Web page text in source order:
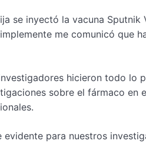
se inyectó la vacuna
me comunicó que
hicieron todo lo
sobre el fármaco en
para nuestros